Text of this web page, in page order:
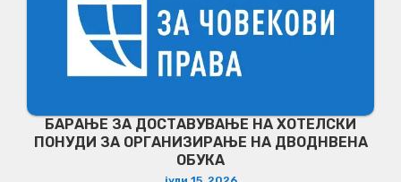
БАРАЊЕ ЗА ДОСТАВУВАЊЕ НA ХОТЕЛСКИ
ПОНУДИ ЗА ОРГАНИЗИРАЊЕ НА ДВОДНВЕНА
ОБУКА